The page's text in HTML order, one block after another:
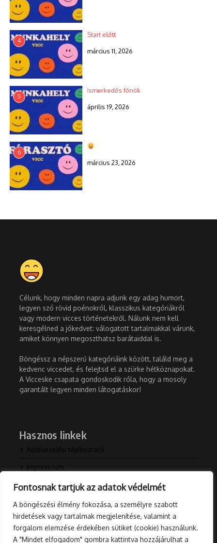
Fontosnak tartjuk az adatok védelmét
A böngészési élmény fokozása, a személyre szabott
hirdetések vagy tartalmak megjelenítése, valamint a
forgalom elemzése érdekében sütiket (cookie) használunk.
A "Mindet elfogadom" gombra kattintva hozzájárulhat a
4
Start előtt
március 11, 2026
5
Ismerkedős főnök
április 19, 2026
6
március 23, 2026
Célunk, hogy minden napra adjunk egy adag humort,
legyen szó rövid poénokról, klasszikus kategóriákról
vagy modern vicces történetekről. Nálunk nem kell
keresgélned a jókedvet: válogatott tartalmakkal várunk,
amiket könnyen megoszthatsz barátaiddal is.
Böngéssz a népszerű kategóriáink között, találd meg a
kedvenc viccedet, és felejtsd el a szürke hétköznapokat.
A Vicceske csapata gondoskodik róla, hogy a mosoly
garantált legyen minden látogatáskor!
Hasznos linkek
Adatkezelési tájékoztató
Impresszum
Kapcsolat
Rólunk
Blog